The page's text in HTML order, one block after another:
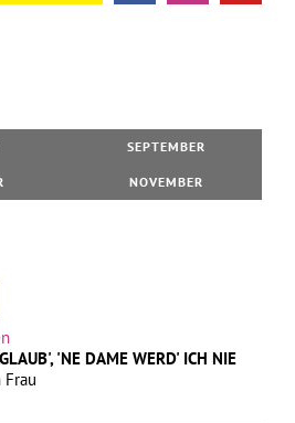
SEPTEMBER
NOVEMBER
'NE DAME WERD' ICH NIE